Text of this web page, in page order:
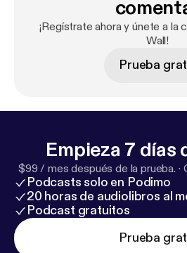
¡Regístrate ahora y únete a la
Wall!
Prueba
Empieza 7 días
$99 / mes después de la prueba. ·
Podcasts solo en Podimo
20 horas de audiolibros al
Podcast gratuitos
Prueba